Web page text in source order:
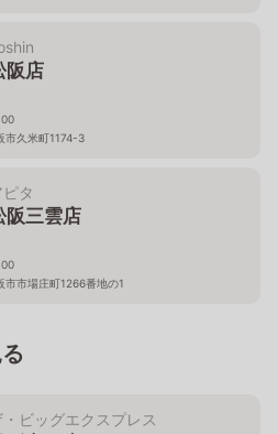
阪店
市久米町1174-3
ピタ
阪三雲店
市市場庄町1266番地の1
ビッグエクスプレス